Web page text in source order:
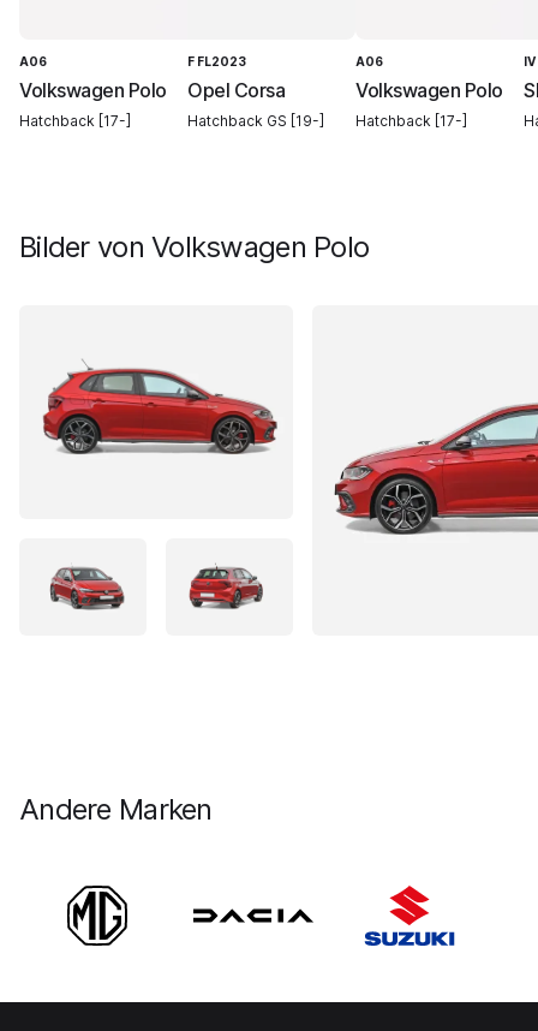
A06
Volkswagen Polo
Hatchback [17-]
F FL2023
Opel Corsa
Hatchback GS [19-]
A06
Volkswagen Polo
Hatchback [17-]
IV
Bilder von Volkswagen Polo
Andere Marken